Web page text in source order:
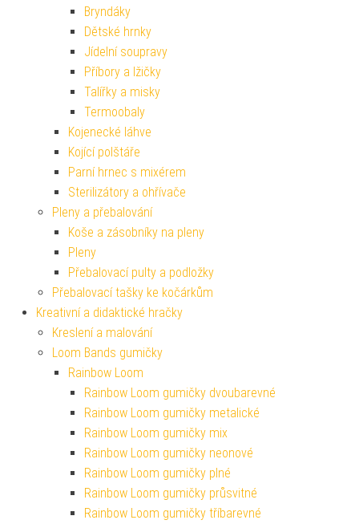
Bryndáky
Dětské hrnky
Jídelní soupravy
Příbory a lžičky
Talířky a misky
Termoobaly
Kojenecké láhve
Kojící polštáře
Parní hrnec s mixérem
Sterilizátory a ohřívače
Pleny a přebalování
Koše a zásobníky na pleny
Pleny
Přebalovací pulty a podložky
Přebalovací tašky ke kočárkům
Kreativní a didaktické hračky
Kreslení a malování
Loom Bands gumičky
Rainbow Loom
Rainbow Loom gumičky dvoubarevné
Rainbow Loom gumičky metalické
Rainbow Loom gumičky mix
Rainbow Loom gumičky neonové
Rainbow Loom gumičky plné
Rainbow Loom gumičky průsvitné
Rainbow Loom gumičky tříbarevné